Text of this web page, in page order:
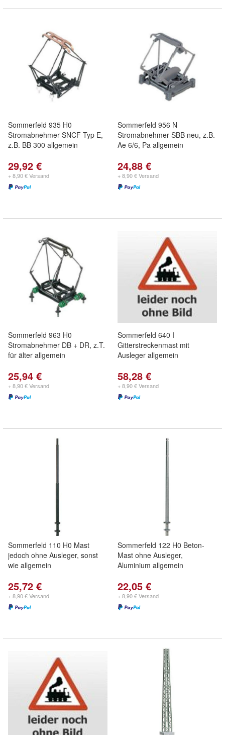
Sommerfeld 935 H0
Stromabnehmer SNCF Typ E,
z.B. BB 300 allgemein
29,92 €
+ 8,90 € Versand
Sommerfeld 956 N
Stromabnehmer SBB neu, z.B.
Ae 6/6, Pa allgemein
24,88 €
+ 8,90 € Versand
Sommerfeld 963 H0
Stromabnehmer DB + DR, z.T.
für älter allgemein
25,94 €
+ 8,90 € Versand
Sommerfeld 640 I
Gitterstreckenmast mit
Ausleger allgemein
58,28 €
+ 8,90 € Versand
Sommerfeld 110 H0 Mast
jedoch ohne Ausleger, sonst
wie allgemein
25,72 €
+ 8,90 € Versand
Sommerfeld 122 H0 Beton-
Mast ohne Ausleger,
Aluminium allgemein
22,05 €
+ 8,90 € Versand